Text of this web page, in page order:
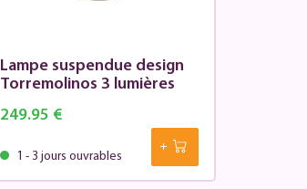
Lampe suspendue design
Torremolinos 3 lumières
249.95 €
1 - 3 jours ouvrables